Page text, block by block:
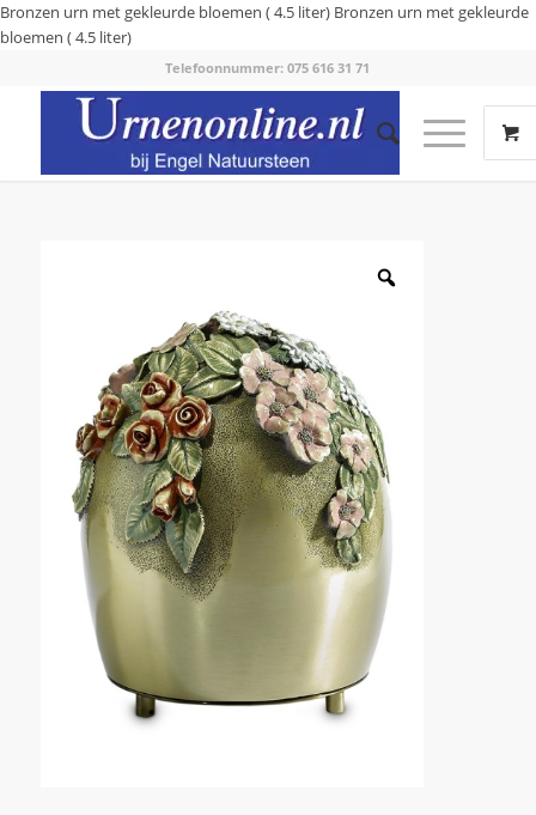
Bronzen urn met gekleurde bloemen ( 4.5 liter) Bronzen urn met gekleurde
bloemen ( 4.5 liter)
Telefoonnummer: 075 616 31 71